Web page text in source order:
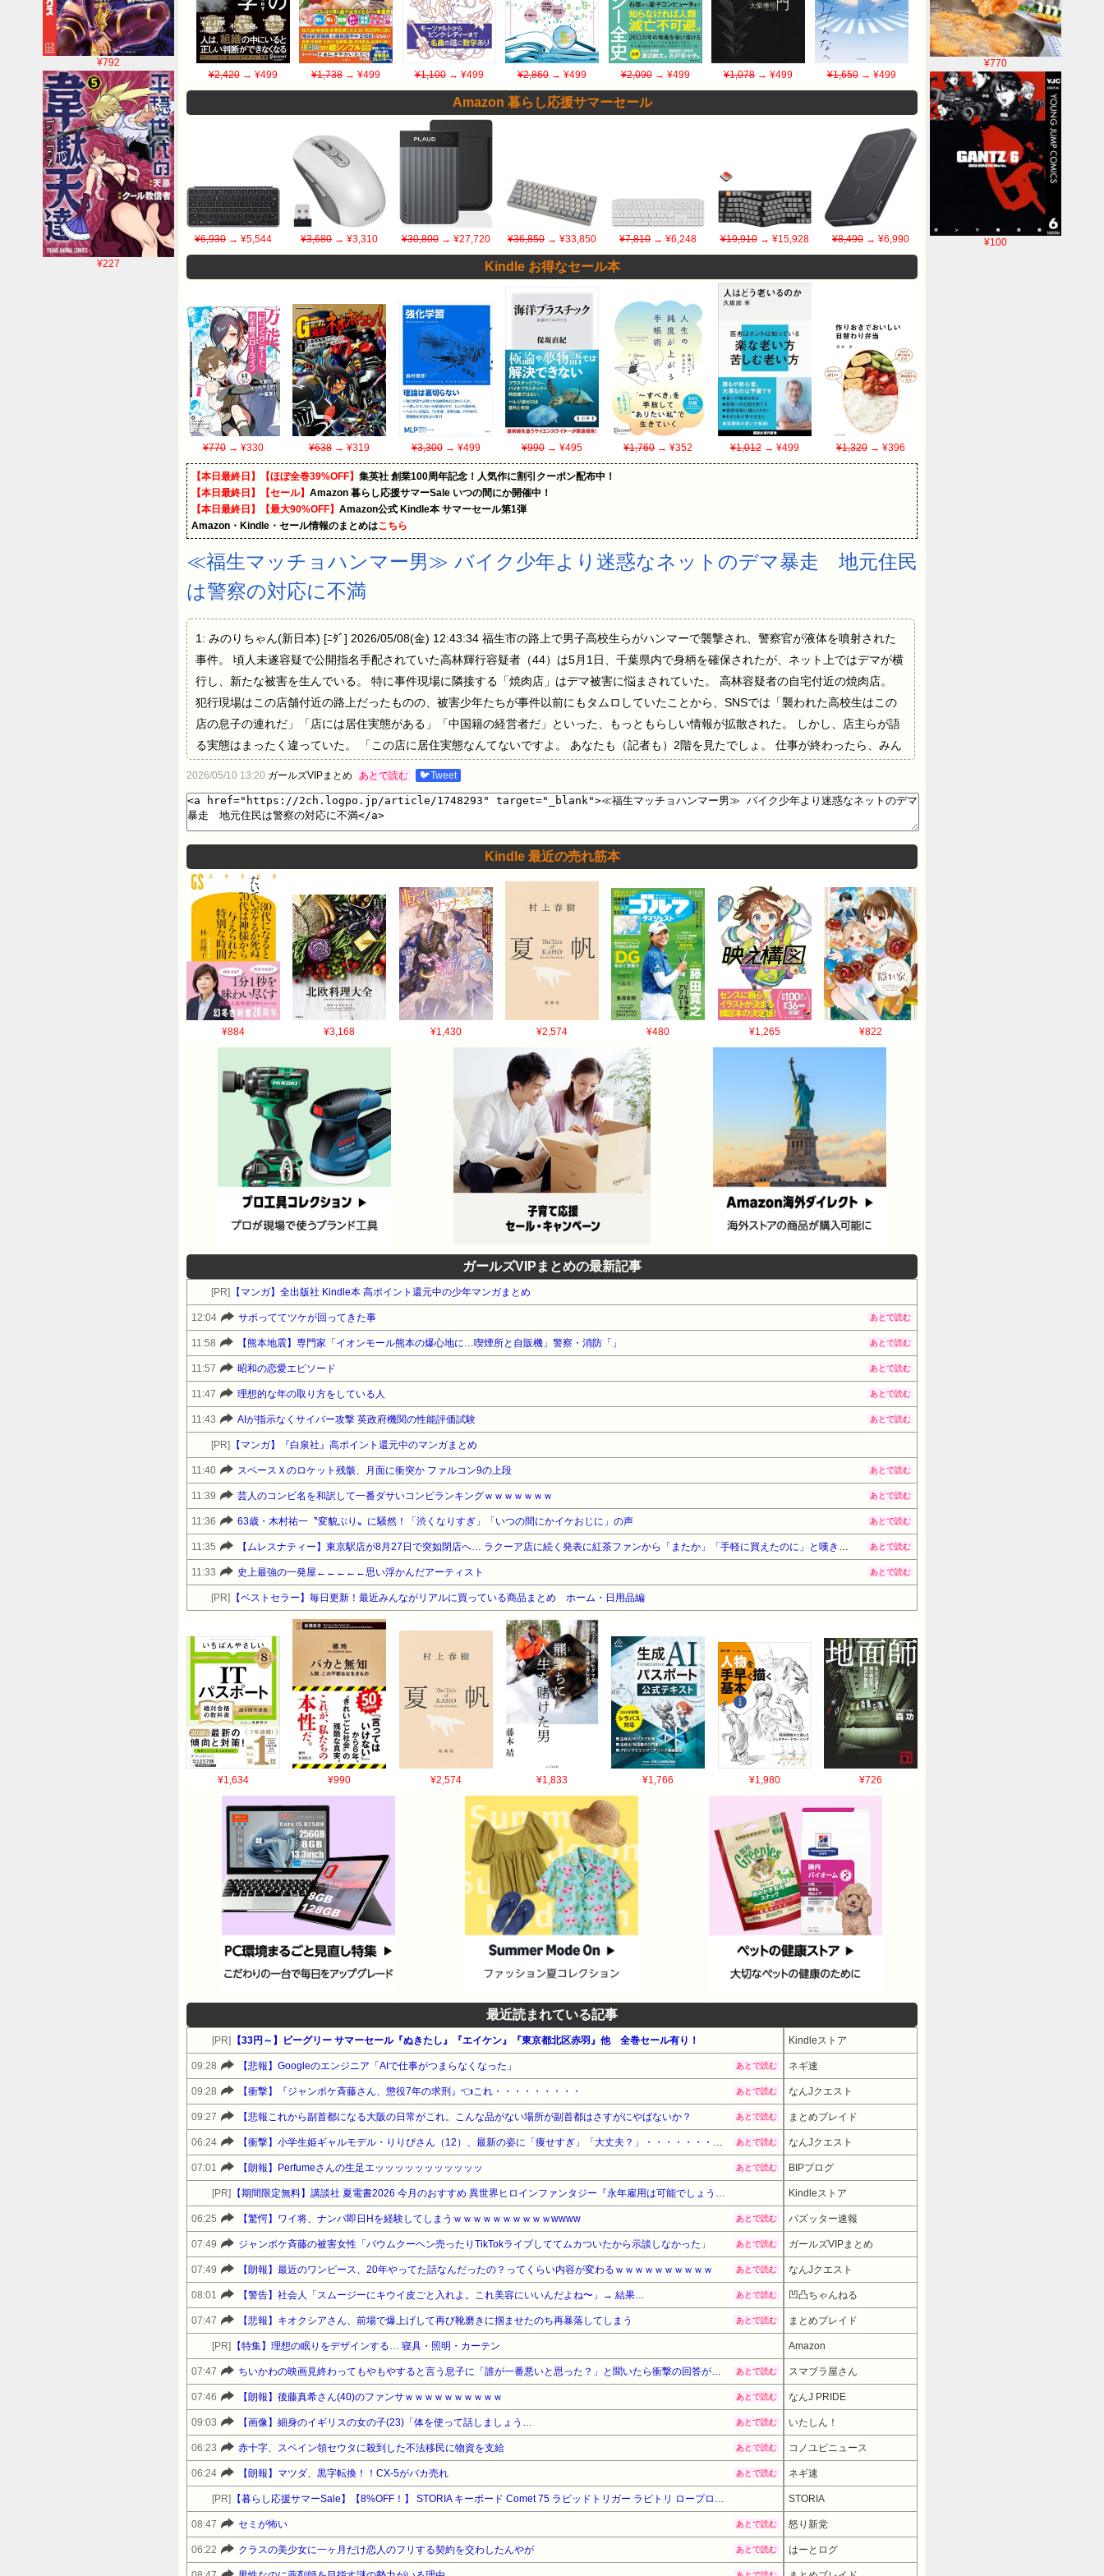
¥770
¥100
¥792
¥227
¥2,420→ ¥499 ¥1,738 → ¥499 ¥1,100→ ¥499 ¥2,860 → ¥499 ¥2,090→ ¥499 ¥1,078 → ¥499 ¥1,650→ ¥499
Amazon 暮らし応援サマーセール
¥6,930 → ¥5,544 ¥3,680→ ¥3,310 ¥30,800→ ¥27,720 ¥36,850→ ¥33,850 ¥7,810→ ¥6,248 ¥19,910→ ¥15,928 ¥8,490→ ¥6,990
Kindle お得なセール本
¥770 → ¥330 ¥638→ ¥319 ¥3,300→ ¥499 ¥990→ ¥495 ¥1,760→ ¥352 ¥1,012→ ¥499 ¥1,320→ ¥396
【本日最終日】【ほぼ全巻39%OFF】 集英社 創業100周年記念！人気作に割引クーポン配布中！
【本日最終日】【セール】 Amazon 暮らし応援サマーSale いつの間にか開催中！
【本日最終日】【最大90%OFF】 Amazon公式 Kindle本 サマーセール第1弾
Amazon・Kindle・セール情報のまとめはこちら
≪福生マッチョハンマー男≫ バイク少年より迷惑なネットのデマ暴走 地元住民
は警察の対応に不満
1: みのりちゃん(新日本) [ﾆﾀﾞ] 2026/05/08(金) 12:43:34 福生市の路上で男子高校生らがハンマーで襲撃され、警察官が液体を噴射された
事件。 頃人未遂容疑で公開指名手配されていた高林輝行容疑者（44）は5月1日、千葉県内で身柄を確保されたが、ネット上ではデマが横
行し、新たな被害を生んでいる。 特に事件現場に隣接する「焼肉店」はデマ被害に悩まされていた。 高林容疑者の自宅付近の焼肉店。
犯行現場はこの店舗付近の路上だったものの、被害少年たちが事件以前にもタムロしていたことから、SNSでは「襲われた高校生はこの
店の息子の連れだ」「店には居住実態がある」「中国籍の経営者だ」といった、もっともらしい情報が拡散された。 しかし、店主らが語
る実態はまったく違っていた。 「この店に居住実態なんてないですよ。 あなたも（記者も）2階を見たでしょ。 仕事が終わったら、みん
な各々の家に帰ります。 ネットの話は相手にしないことにした。 でも、嘘ですよと伝えても、また何か言われるだけですから……」（店
レビのニュースに映っていたバイクを見て、勝手に結びつけられてしまった。 ウチに子どもなんていませんし、中国人（経営）の店でも
ありません」（店の従業員） ≪福生マッチョハンマー男≫「ウチの店は事件に関係ないし中国人でもありません」バイク少年より迷惑な
ネットのデマ暴走「別人が顔をさらされて…」地元住民は警察の対応に不満（集英社オンライン） - Yahoo!ニュース福生市の路上で男子
高校生らがハンマーで襲撃され、警察官が液体を噴射された事件。頃人未遂容疑で公開指名手配されていた高林輝行容疑者（44）は5月1
日、千葉県内で身柄を確保されたが、ネット上ではデマが横Yahoo!ニュース…
2026/05/10 13:20 ガールズVIPまとめ あとで読む 🐦Tweet
Kindle 最近の売れ筋本
¥884 ¥3,168 ¥1,430 ¥2,574 ¥480 ¥1,265 ¥822
ガールズVIPまとめの最新記事
[PR] 【マンガ】全出版社 Kindle本 高ポイント還元中の少年マンガまとめ
12:04 サボっててツケが回ってきた事 あとで読む
11:58 【熊本地震】専門家「イオンモール熊本の爆心地に…喫煙所と自販機」警察・消防「」 あとで読む
11:57 昭和の恋愛エピソード あとで読む
11:47 理想的な年の取り方をしている人 あとで読む
11:43 AIが指示なくサイバー攻撃 英政府機関の性能評価試験 あとで読む
[PR] 【マンガ】『白泉社』高ポイント還元中のマンガまとめ
11:40 スペースＸのロケット残骸、月面に衝突か ファルコン9の上段 あとで読む
11:39 芸人のコンビ名を和訳して一番ダサいコンビランキングｗｗｗｗｗｗｗ あとで読む
11:36 63歳・木村祐一〝変貌ぶり〟に騒然！「渋くなりすぎ」「いつの間にかイケおじに」の声 あとで読む
11:35 あとで読む
11:33 史上最強の一発屋←←←←←思い浮かんだアーティスト あとで読む
[PR] 【ベストセラー】毎日更新！最近みんながリアルに買っている商品まとめ ホーム・日用品編
¥1,634 ¥990 ¥2,574 ¥1,833 ¥1,766 ¥1,980 ¥726
最近読まれている記事
[PR] 【33円～】ビーグリー サマーセール『ぬきたし』『エイケン』『東京都北区赤羽』他 全巻セール有り！ Kindleストア
09:28 【悲報】Googleのエンジニア「AIで仕事がつまらなくなった」 あとで読む ネギ速
09:28 【衝撃】『ジャンポケ斉藤さん、懲役7年の求刑』👈これ・・・・・・・・・ あとで読む なんJクエスト
09:27 【悲報これから副首都になる大阪の日常がこれ。こんな品がない場所が副首都はさすがにやばないか？ あとで読む まとめブレイド
06:24 【衝撃】小学生姫ギャルモデル・りりぴさん（12）、最新の姿に「痩せすぎ」「大丈夫？」・・・・・・・・・ あとで読む なんJクエスト
07:01 【朗報】Perfumeさんの生足エッッッッッッッッッッッ あとで読む BIPブログ
[PR] 【期間限定無料】講談社 夏電書2026 今月のおすすめ 異世界ヒロインファンタジー『永年雇用は可能でしょうか』他 Kindleストア
06:25 【驚愕】ワイ将、ナンパ即日Hを経験してしまうｗｗｗｗｗｗｗｗｗｗwwww あとで読む バズッター速報
07:49 ジャンポケ斉藤の被害女性「バウムクーヘン売ったりTikTokライブしててムカついたから示談しなかった」 あとで読む ガールズVIPまとめ
07:49 【朗報】最近のワンピース、20年やってた話なんだったの？ってくらい内容が変わるｗｗｗｗｗｗｗｗｗｗ あとで読む なんJクエスト
08:01 【警告】社会人「スムージーにキウイ皮ごと入れよ。これ美容にいいんだよね〜」→ 結果… あとで読む 凹凸ちゃんねる
07:47 【悲報】キオクシアさん、前場で爆上げして再び靴磨きに掴ませたのち再暴落してしまう あとで読む まとめブレイド
[PR] 【特集】理想の眠りをデザインする… 寝具・照明・カーテン Amazon
07:47 ちいかわの映画見終わってもやもやすると言う息子に「誰が一番悪いと思った？」と聞いたら衝撃の回答が… あとで読む スマブラ屋さん
07:46 【朗報】後藤真希さん(40)のファンサｗｗｗｗｗｗｗｗｗｗ あとで読む なんJ PRIDE
09:03 【画像】細身のイギリスの女の子(23)「体を使って話しましょう… あとで読む いたしん！
06:23 赤十字、スペイン領セウタに殺到した不法移民に物資を支給 あとで読む コノユビニュース
06:24 【朗報】マツダ、黒字転換！！CX-5がバカ売れ あとで読む ネギ速
[PR] 【暮らし応援サマーSale】【8%OFF！】 STORIA キーボード Comet 75 ラピッドトリガー ラピトリ ロープロファイル 日本語配列 ゲーミングキーボード 白 PBTキーキャップ 75% ポーリングレート 8000 Hz 対応 RGBライト 磁気軸 GATERON ホワイト SK25CT75 STORIA
08:47 セミが怖い あとで読む 怒り新党
06:22 クラスの美少女に一ヶ月だけ恋人のフリする契約を交わしたんやが あとで読む はーとログ